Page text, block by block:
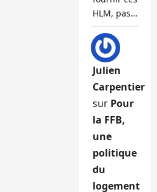
HLM, pas…
Julien
Carpentier
sur Pour
la FFB,
une
politique
du
logement